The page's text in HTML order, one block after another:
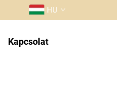
HU
Kapcsolat